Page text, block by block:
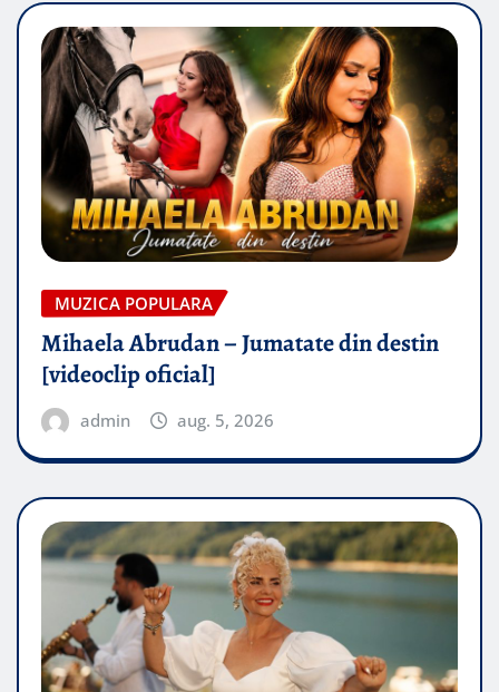
MUZICA POPULARA
Mihaela Abrudan – Jumatate din destin
[videoclip oficial]
admin aug. 5, 2026